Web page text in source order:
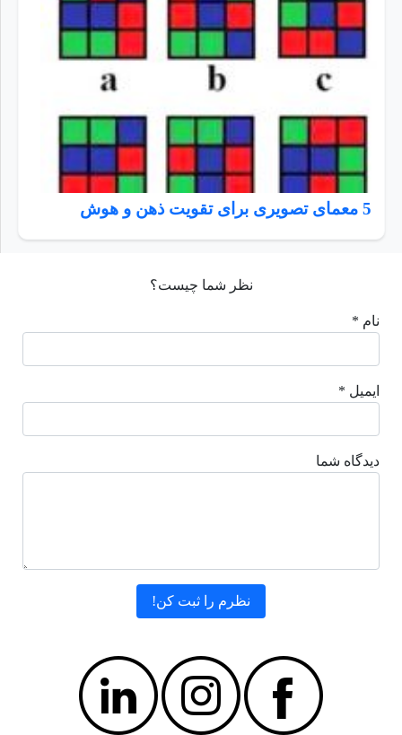
5 معمای تصویری برای تقویت ذهن و هوش
نظر شما چیست؟
نام *
ایمیل *
دیدگاه شما